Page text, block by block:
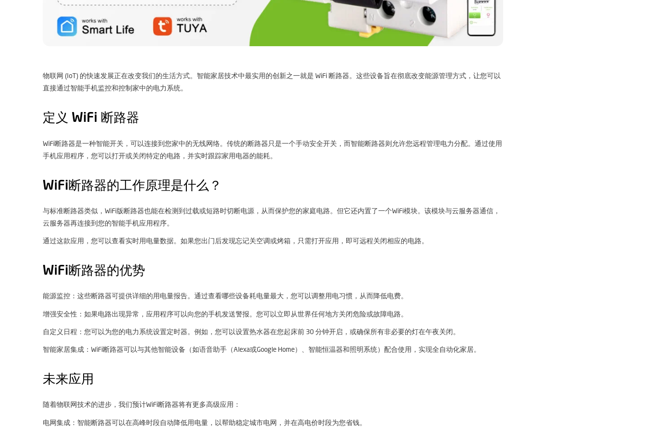
物联网 (IoT) 的快速发展正在改变我们的生活方式。智能家居技术中最实用的创新之一就是 WiFi 断路器。这些设备旨在彻底改变能源管理方式，让您可以
直接通过智能手机监控和控制家中的电力系统。
定义 WiFi 断路器
WiFi断路器是一种智能开关，可以连接到您家中的无线网络。传统的断路器只是一个手动安全开关，而智能断路器则允许您远程管理电力分配。通过使用
手机应用程序，您可以打开或关闭特定的电路，并实时跟踪家用电器的能耗。
WiFi断路器的工作原理是什么？
与标准断路器类似，WiFi版断路器也能在检测到过载或短路时切断电源，从而保护您的家庭电路。但它还内置了一个WiFi模块。该模块与云服务器通信，
云服务器再连接到您的智能手机应用程序。
通过这款应用，您可以查看实时用电量数据。如果您出门后发现忘记关空调或烤箱，只需打开应用，即可远程关闭相应的电路。
WiFi断路器的优势
能源监控：这些断路器可提供详细的用电量报告。通过查看哪些设备耗电量最大，您可以调整用电习惯，从而降低电费。
增强安全性：如果电路出现异常，应用程序可以向您的手机发送警报。您可以立即从世界任何地方关闭危险或故障电路。
自定义日程：您可以为您的电力系统设置定时器。例如，您可以设置热水器在您起床前 30 分钟开启，或确保所有非必要的灯在午夜关闭。
智能家居集成：WiFi断路器可以与其他智能设备（如语音助手（Alexa或Google Home）、智能恒温器和照明系统）配合使用，实现全自动化家居。
未来应用
随着物联网技术的进步，我们预计WiFi断路器将有更多高级应用：
电网集成：智能断路器可以在高峰时段自动降低用电量，以帮助稳定城市电网，并在高电价时段为您省钱。